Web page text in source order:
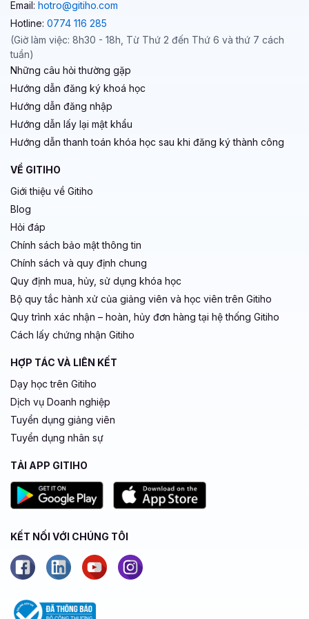
Email: hotro@gitiho.com
Hotline: 0774 116 285
(Giờ làm việc: 8h30 - 18h, Từ Thứ 2 đến Thứ 6 và thứ 7 cách
tuần)
Những câu hỏi thường gặp
Hướng dẫn đăng ký khoá học
Hướng dẫn đăng nhập
Hướng dẫn lấy lại mật khẩu
Hướng dẫn thanh toán khóa học sau khi đăng ký thành công
VỀ GITIHO
Giới thiệu về Gitiho
Blog
Hỏi đáp
Chính sách bảo mật thông tin
Chính sách và quy định chung
Quy định mua, hủy, sử dụng khóa học
Bộ quy tắc hành xử của giảng viên và học viên trên Gitiho
Quy trình xác nhận – hoàn, hủy đơn hàng tại hệ thống Gitiho
Cách lấy chứng nhận Gitiho
HỢP TÁC VÀ LIÊN KẾT
Dạy học trên Gitiho
Dịch vụ Doanh nghiệp
Tuyển dụng giảng viên
Tuyển dụng nhân sự
TẢI APP GITIHO
KẾT NỐI VỚI CHÚNG TÔI